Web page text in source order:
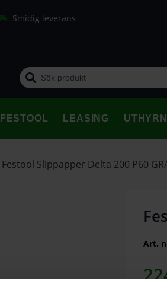
Smidig leverans
FESTOOL LEASING
Festool Slippapper Delta 200 P60
Art.